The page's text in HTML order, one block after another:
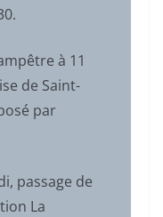
à 11
de Saint-
par
passage de
La